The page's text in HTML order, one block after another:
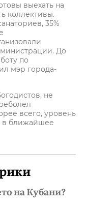
выехать на
коллективы.
35%
До
по
мэр города-
не
всего, уровень
в ближайшее
на Кубани?